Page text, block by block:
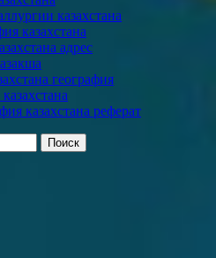
казахстана
казахстана
адрес
география
казахстана реферат